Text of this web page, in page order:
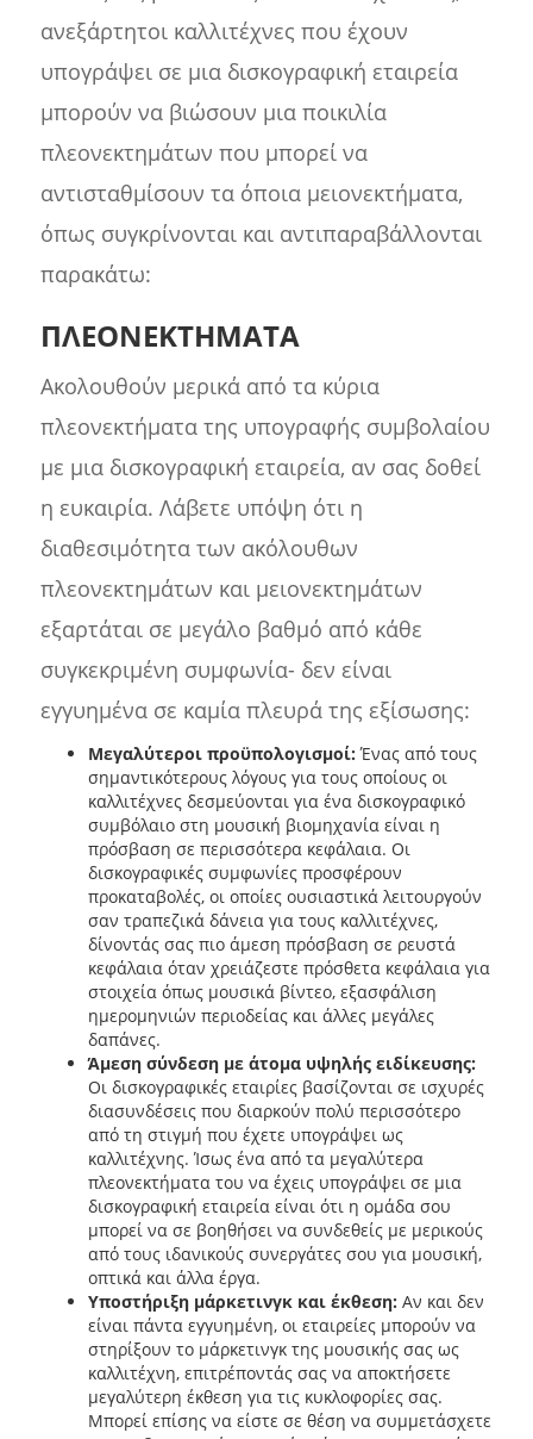
ανεξάρτητοι καλλιτέχνες που έχουν
υπογράψει σε μια δισκογραφική εταιρεία
μπορούν να βιώσουν μια ποικιλία
πλεονεκτημάτων που μπορεί να
αντισταθμίσουν τα όποια μειονεκτήματα,
όπως συγκρίνονται και αντιπαραβάλλονται
παρακάτω:
ΠΛΕΟΝΕΚΤΗΜΑΤΑ
Ακολουθούν μερικά από τα κύρια
πλεονεκτήματα της υπογραφής συμβολαίου
με μια δισκογραφική εταιρεία, αν σας δοθεί
η ευκαιρία. Λάβετε υπόψη ότι η
διαθεσιμότητα των ακόλουθων
πλεονεκτημάτων και μειονεκτημάτων
εξαρτάται σε μεγάλο βαθμό από κάθε
συγκεκριμένη συμφωνία- δεν είναι
εγγυημένα σε καμία πλευρά της εξίσωσης:
Μεγαλύτεροι προϋπολογισμοί: Ένας από τους
σημαντικότερους λόγους για τους οποίους οι
καλλιτέχνες δεσμεύονται για ένα δισκογραφικό
συμβόλαιο στη μουσική βιομηχανία είναι η
πρόσβαση σε περισσότερα κεφάλαια. Οι
δισκογραφικές συμφωνίες προσφέρουν
προκαταβολές, οι οποίες ουσιαστικά λειτουργούν
σαν τραπεζικά δάνεια για τους καλλιτέχνες,
δίνοντάς σας πιο άμεση πρόσβαση σε ρευστά
κεφάλαια όταν χρειάζεστε πρόσθετα κεφάλαια για
στοιχεία όπως μουσικά βίντεο, εξασφάλιση
ημερομηνιών περιοδείας και άλλες μεγάλες
δαπάνες.
Άμεση σύνδεση με άτομα υψηλής ειδίκευσης:
Οι δισκογραφικές εταιρίες βασίζονται σε ισχυρές
διασυνδέσεις που διαρκούν πολύ περισσότερο
από τη στιγμή που έχετε υπογράψει ως
καλλιτέχνης. Ίσως ένα από τα μεγαλύτερα
πλεονεκτήματα του να έχεις υπογράψει σε μια
δισκογραφική εταιρεία είναι ότι η ομάδα σου
μπορεί να σε βοηθήσει να συνδεθείς με μερικούς
από τους ιδανικούς συνεργάτες σου για μουσική,
οπτικά και άλλα έργα.
Υποστήριξη μάρκετινγκ και έκθεση: Αν και δεν
είναι πάντα εγγυημένη, οι εταιρείες μπορούν να
στηρίξουν το μάρκετινγκ της μουσικής σας ως
καλλιτέχνη, επιτρέποντάς σας να αποκτήσετε
μεγαλύτερη έκθεση για τις κυκλοφορίες σας.
Μπορεί επίσης να είστε σε θέση να συμμετάσχετε